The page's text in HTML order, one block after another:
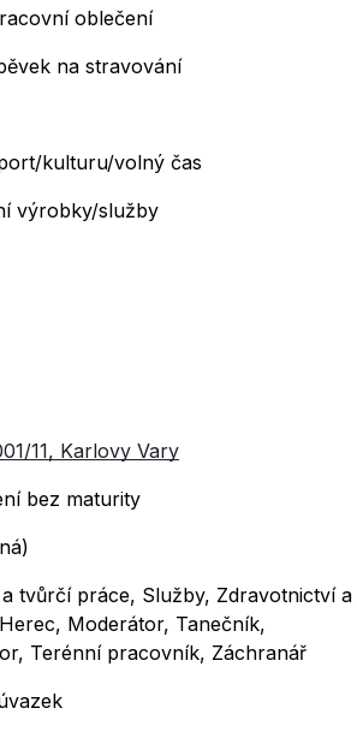
oblečení
na stravování
kulturu/volný čas
výrobky/služby
11, Karlovy Vary
bez maturity
tvůrčí práce, Služby, Zdravotnictví a
Moderátor, Tanečník,
Terénní pracovník, Záchranář